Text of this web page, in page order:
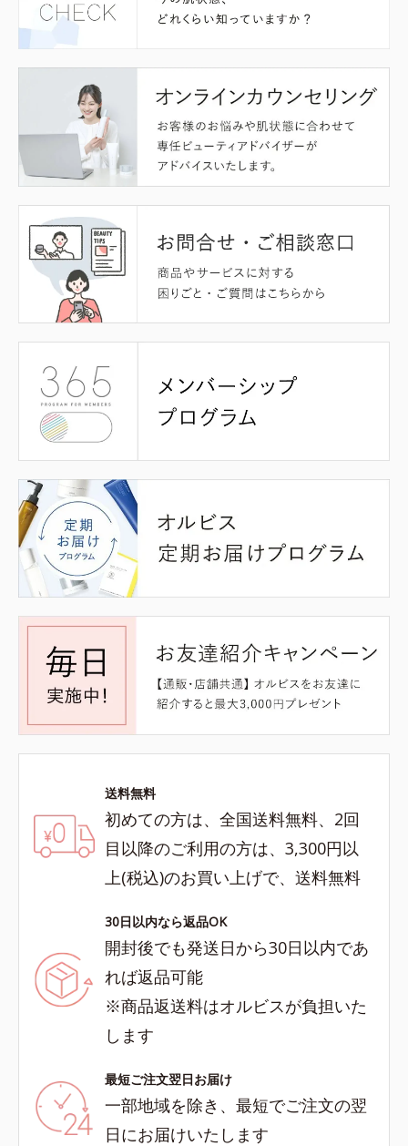
送料無料
初めての方は、全国送料無料、2回
目以降のご利用の方は、3,300円以
上(税込)のお買い上げで、送料無料
30日以内なら返品OK
開封後でも発送日から30日以内であ
れば返品可能
※商品返送料はオルビスが負担いた
します
最短ご注文翌日お届け
一部地域を除き、最短でご注文の翌
日にお届けいたします